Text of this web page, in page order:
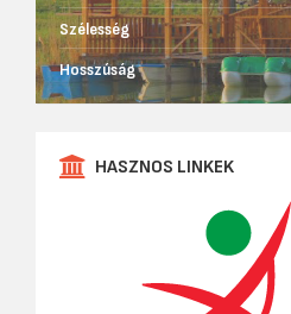
Szélesség
Hosszúság
HASZNOS LINKEK